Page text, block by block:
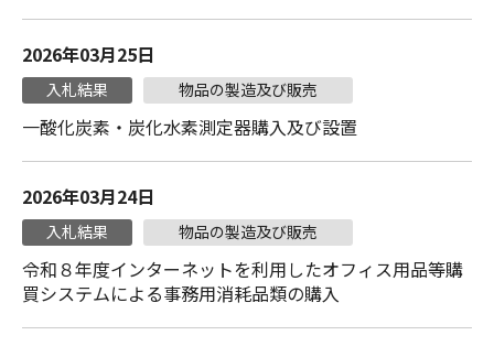
2026年03月25日
入札結果 物品の製造及び販売
一酸化炭素・炭化水素測定器購入及び設置
2026年03月24日
入札結果 物品の製造及び販売
令和８年度インターネットを利用したオフィス用品等購
買システムによる事務用消耗品類の購入